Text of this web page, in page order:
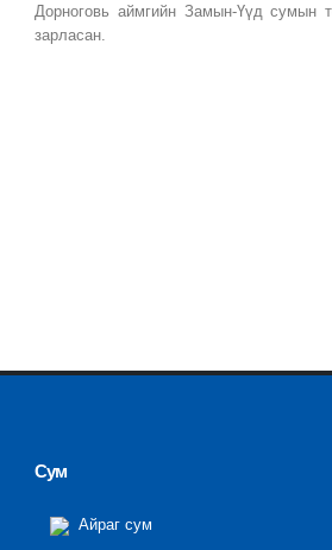
Дорноговь аймгийн Замын-Үүд сумын
зарласан.
Сум
Айраг сум